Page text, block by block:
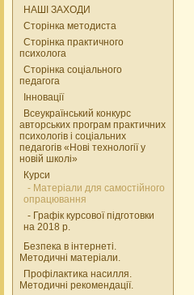
НАШІ ЗАХОДИ
Сторінка методиста
Сторінка практичного
психолога
Сторінка соціального
педагога
Інновації
Всеукраїнський конкурс
авторських програм практичних
психологів і соціальних
педагогів «Нові технології у
новій школі»
Курси
- Матеріали для самостійного
опрацювання
- Графік курсової підготовки
на 2018 р.
Безпека в інтернеті.
Методичні матеріали.
Профілактика насилля.
Методичні рекомендації.